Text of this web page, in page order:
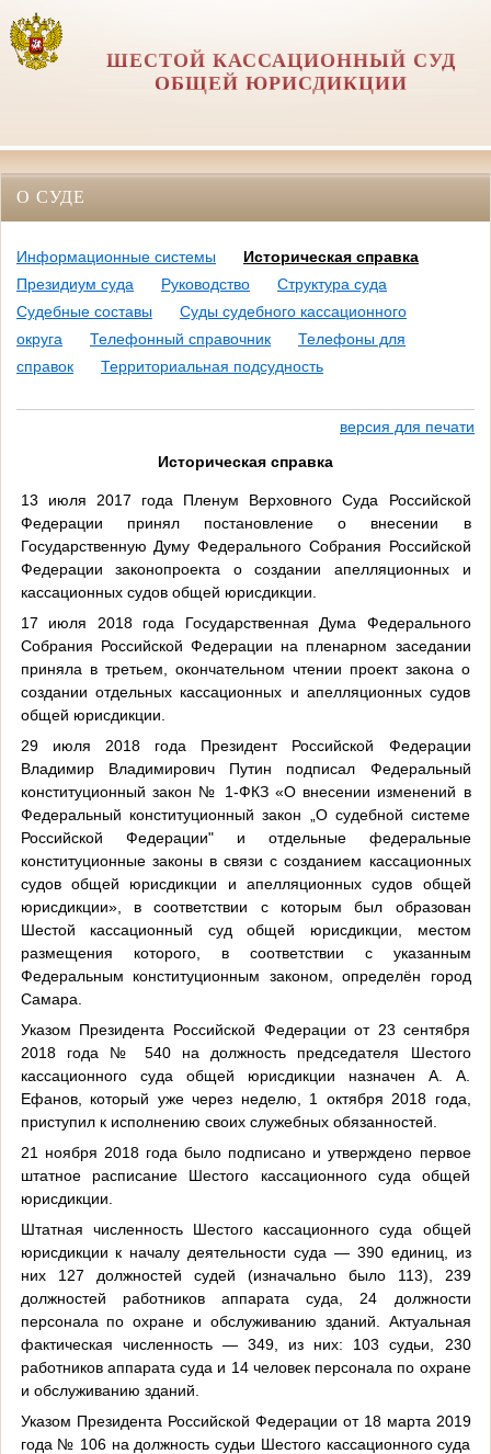
ШЕСТОЙ КАССАЦИОННЫЙ СУД
ОБЩЕЙ ЮРИСДИКЦИИ
О СУДЕ
Информационные системы
Историческая справка
Президиум суда
Руководство
Структура суда
Судебные составы
Суды судебного кассационного
округа
Телефонный справочник
Телефоны для
справок
Территориальная подсудность
версия для печати
Историческая справка
13 июля 2017 года Пленум Верховного Суда Российской
Федерации принял постановление о внесении в
Государственную Думу Федерального Собрания Российской
Федерации законопроекта о создании апелляционных и
кассационных судов общей юрисдикции.
17 июля 2018 года Государственная Дума Федерального
Собрания Российской Федерации на пленарном заседании
приняла в третьем, окончательном чтении проект закона о
создании отдельных кассационных и апелляционных судов
общей юрисдикции.
29 июля 2018 года Президент Российской Федерации
Владимир Владимирович Путин подписал Федеральный
конституционный закон № 1-ФКЗ «О внесении изменений в
Федеральный конституционный закон „О судебной системе
Российской Федерации" и отдельные федеральные
конституционные законы в связи с созданием кассационных
судов общей юрисдикции и апелляционных судов общей
юрисдикции», в соответствии с которым был образован
Шестой кассационный суд общей юрисдикции, местом
размещения которого, в соответствии с указанным
Федеральным конституционным законом, определён город
Самара.
Указом Президента Российской Федерации от 23 сентября
2018 года № 540 на должность председателя Шестого
кассационного суда общей юрисдикции назначен А. А.
Ефанов, который уже через неделю, 1 октября 2018 года,
приступил к исполнению своих служебных обязанностей.
21 ноября 2018 года было подписано и утверждено первое
штатное расписание Шестого кассационного суда общей
юрисдикции.
Штатная численность Шестого кассационного суда общей
юрисдикции к началу деятельности суда — 390 единиц, из
них 127 должностей судей (изначально было 113), 239
должностей работников аппарата суда, 24 должности
персонала по охране и обслуживанию зданий. Актуальная
фактическая численность — 349, из них: 103 судьи, 230
работников аппарата суда и 14 человек персонала по охране
и обслуживанию зданий.
Указом Президента Российской Федерации от 18 марта 2019
года № 106 на должность судьи Шестого кассационного суда